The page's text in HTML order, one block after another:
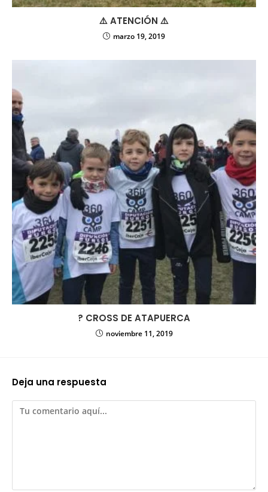
⚠️ ATENCIÓN ⚠️
marzo 19, 2019
? CROSS DE ATAPUERCA
noviembre 11, 2019
Deja una respuesta